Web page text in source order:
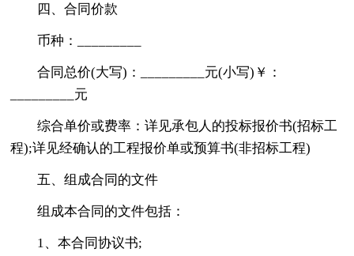
四、合同价款
币种：_________
合同总价(大写)：_________元(小写)￥：
_________元
综合单价或费率：详见承包人的投标报价书(招标工
程);详见经确认的工程报价单或预算书(非招标工程)
五、组成合同的文件
组成本合同的文件包括：
1、本合同协议书;